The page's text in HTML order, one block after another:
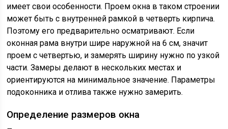
имеет свои особенности. Проем окна в таком строении
может быть с внутренней рамкой в четверть кирпича.
Поэтому его предварительно осматривают. Если
оконная рама внутри шире наружной на 6 см, значит
проем с четвертью, и замерять ширину нужно по узкой
части. Замеры делают в нескольких местах и
ориентируются на минимальное значение. Параметры
подоконника и отлива также нужно замерить.
Определение размеров окна